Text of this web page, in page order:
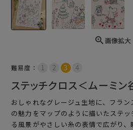
画像拡大
難易度：
ステッチクロス＜ムーミン
おしゃれなグレージュ生地に、フラ
の魅力をマップのように描いたステ
る風景がやさしい糸の表情で広がり